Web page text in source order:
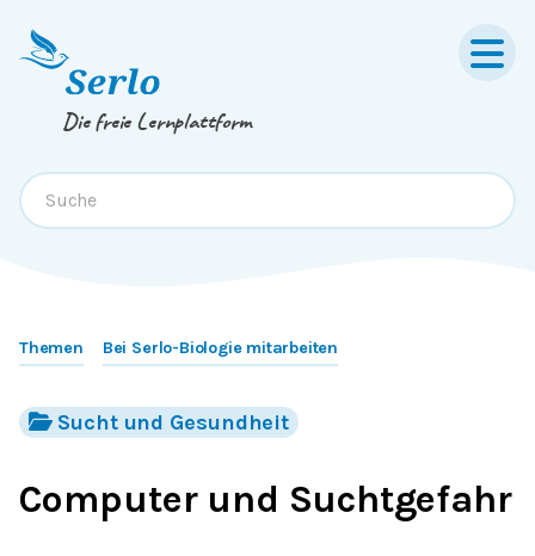
Springe zum
Die freie Lernplattform
Themen Bei Serlo-Biologie mitarbeiten
Sucht und Gesundheit
Computer und Suchtgefahr